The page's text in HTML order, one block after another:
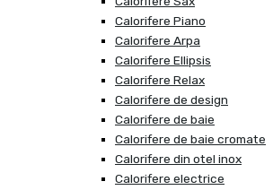
Calorifere Piano
Calorifere Arpa
Calorifere Ellipsis
Calorifere Relax
Calorifere de design
Calorifere de baie
Calorifere de baie cromate
Calorifere din otel inox
Calorifere electrice